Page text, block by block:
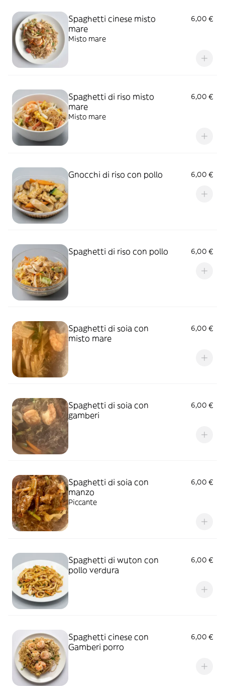
Spaghetti cinese misto
mare
6,00 €
Misto mare
Spaghetti di riso misto
mare
6,00 €
Misto mare
Gnocchi di riso con pollo 6,00 €
Spaghetti di riso con pollo 6,00 €
Spaghetti di soia con
misto mare
6,00 €
Spaghetti di soia con
gamberi
6,00 €
Spaghetti di soia con
manzo
6,00 €
Piccante
Spaghetti di wuton con
pollo verdura
6,00 €
Spaghetti cinese con
Gamberi porro
6,00 €